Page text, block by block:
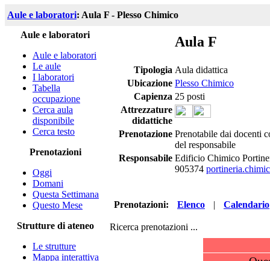
Aule e laboratori: Aula F - Plesso Chimico
Aule e laboratori
Aule e laboratori
Le aule
I laboratori
Tabella
occupazione
Cerca aula
disponibile
Cerca testo
Prenotazioni
Oggi
Domani
Questa Settimana
Questo Mese
Strutture di ateneo
Le strutture
Mappa interattiva
Aula F
Tipologia Aula didattica
Ubicazione Plesso Chimico
Capienza 25 posti
Attrezzature
didattiche
Prenotazione Prenotabile dai docenti
del responsabile
Responsabile Edificio Chimico
905374
Prenotazioni: Elenco | Calendario
Ricerca prenotazioni ...